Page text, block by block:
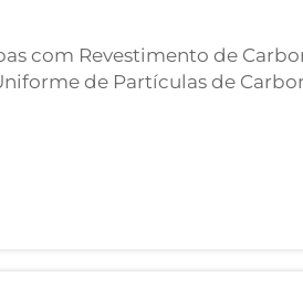
com Revestimento de
de Partículas de
composta por
cromo distribuídos por toda